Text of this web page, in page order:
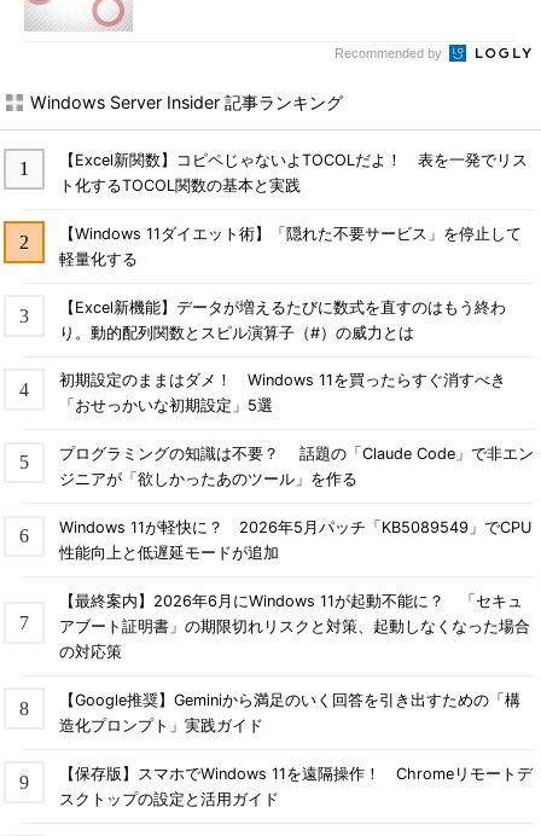
Recommended by
Windows Server Insider 記事ランキング
【Excel新関数】コピペじゃないよTOCOLだよ！ 表を一発でリス
ト化するTOCOL関数の基本と実践
【Windows 11ダイエット術】「隠れた不要サービス」を停止して
軽量化する
【Excel新機能】データが増えるたびに数式を直すのはもう終わ
り。動的配列関数とスピル演算子（#）の威力とは
初期設定のままはダメ！ Windows 11を買ったらすぐ消すべき
「おせっかいな初期設定」5選
プログラミングの知識は不要？ 話題の「Claude Code」で非エン
ジニアが「欲しかったあのツール」を作る
Windows 11が軽快に？ 2026年5月パッチ「KB5089549」でCPU
性能向上と低遅延モードが追加
【最終案内】2026年6月にWindows 11が起動不能に？ 「セキュ
アブート証明書」の期限切れリスクと対策、起動しなくなった場合
の対応策
【Google推奨】Geminiから満足のいく回答を引き出すための「構
造化プロンプト」実践ガイド
【保存版】スマホでWindows 11を遠隔操作！ Chromeリモートデ
スクトップの設定と活用ガイド